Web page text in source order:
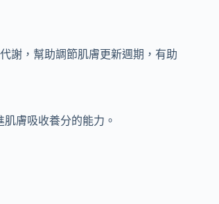
謝，幫助調節肌膚更新週期，有助
膚吸收養分的能力。